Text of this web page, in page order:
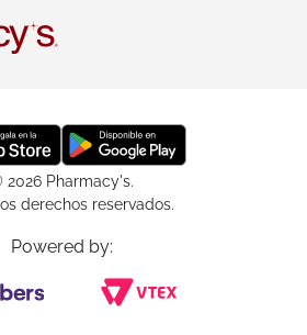
2026 Pharmacy's.
derechos reservados.
Powered by: